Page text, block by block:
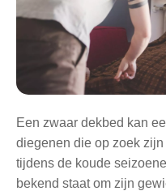
Een zwaar dekbed kan
diegenen die op zoek
tijdens de koude
bekend staat om zijn